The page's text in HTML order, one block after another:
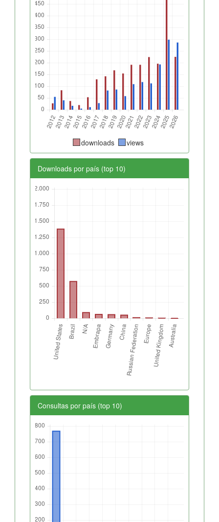
downloads views
Downloads por país (top 10)
Consultas por país (top 10)